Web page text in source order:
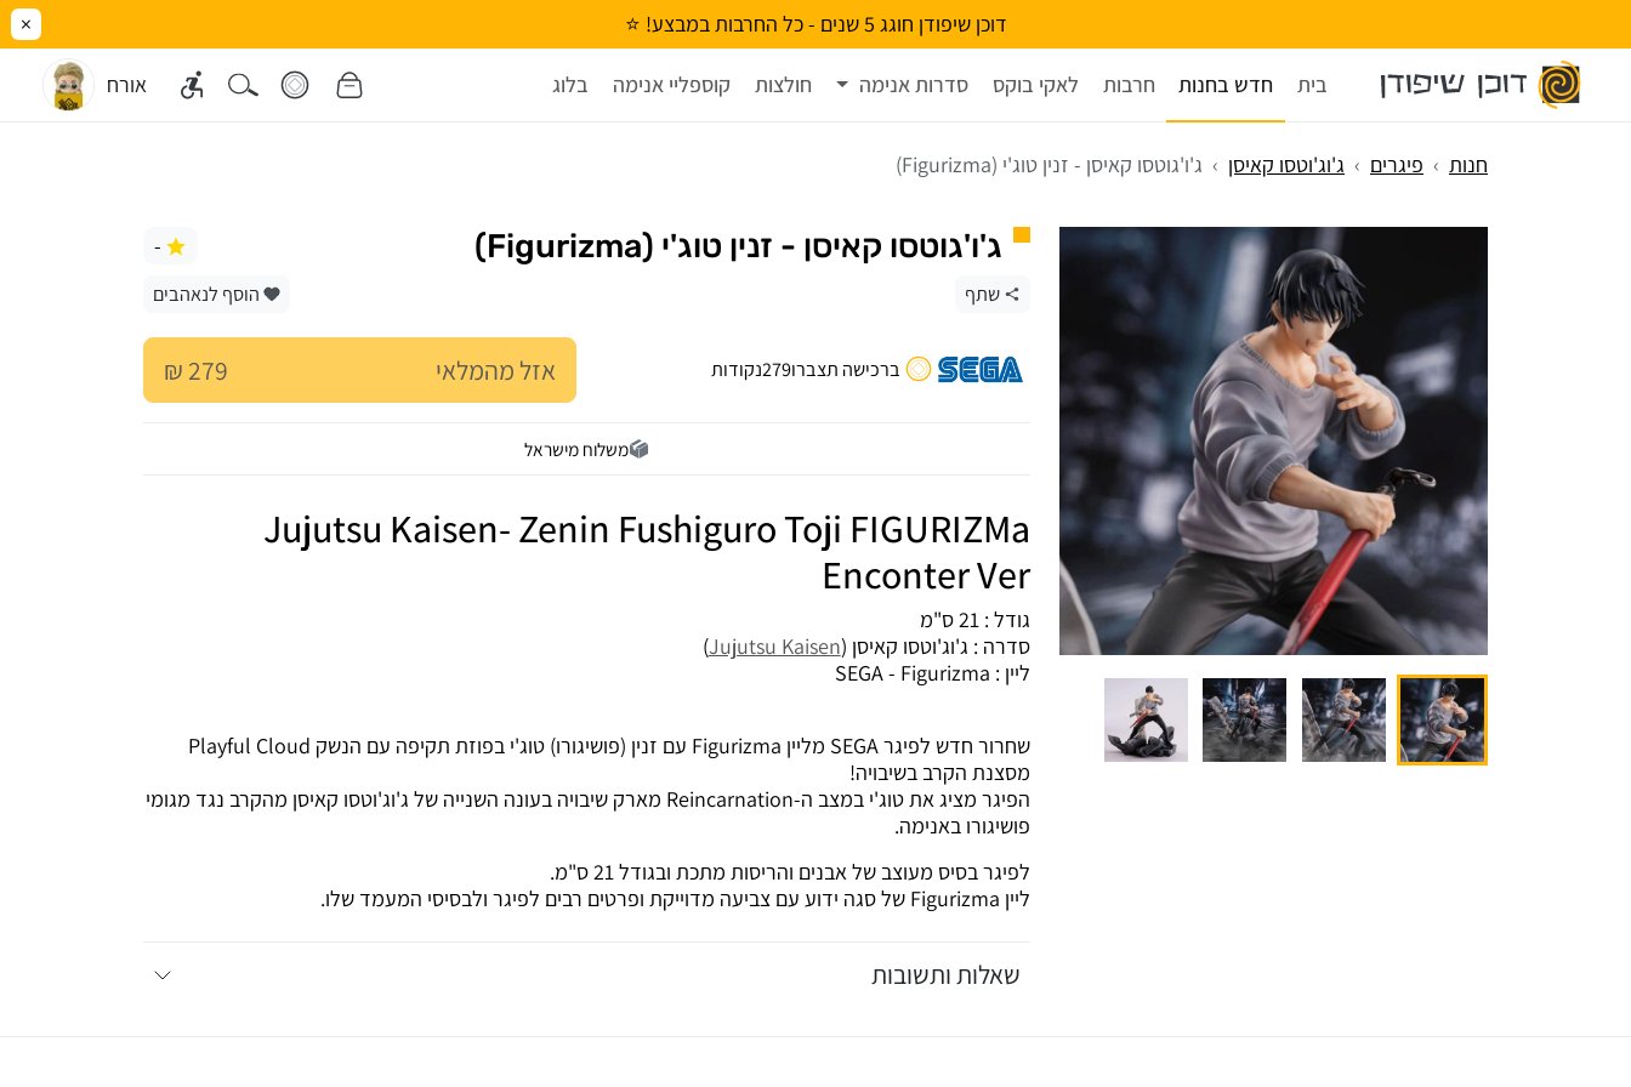
דוכן שיפודן חוגג 5 שנים - כל החרבות במבצע! ⭐ ×
בית חדש בחנות חרבות לאקי בוקס סדרות אנימה חולצות קוספליי אנימה בלוג אורח
חנות פיגרים ג'וג'וטסו קאיסן ג'ו'גוטסו קאיסן - זנין טוג'י (Figurizma)
ג'ו'גוטסו קאיסן - זנין טוג'י (Figurizma) -
שתף הוסף לנאהבים
אזל מהמלאי 279 ₪ ברכישה תצברו279נקודות
משלוח מישראל
Jujutsu Kaisen- Zenin Fushiguro Toji FIGURIZMa
Enconter Ver
גודל : 21 ס"מ
סדרה : ג'וג'וטסו קאיסן (Jujutsu Kaisen
)
ליין : SEGA - Figurizma
שחרור חדש לפיגר SEGA מליין Figurizma עם זנין (פושיגורו) טוג'י בפוזת תקיפה עם הנשק Playful Cloud
מסצנת הקרב בשיבויה!
הפיגר מציג את טוג'י במצב ה-Reincarnation מארק שיבויה בעונה השנייה של ג'וג'וטסו קאיסן מהקרב נגד מגומי
פושיגורו באנימה.
לפיגר בסיס מעוצב של אבנים והריסות מתכת ובגודל 21 ס"מ.
ליין Figurizma של סגה ידוע עם צביעה מדוייקת ופרטים רבים לפיגר ולבסיסי המעמד שלו.
שאלות ותשובות